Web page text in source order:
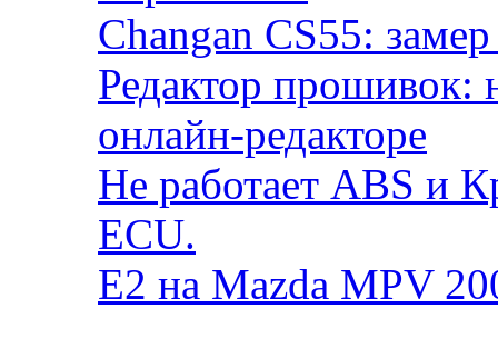
Changan CS55:
Редактор прошивок:
онлайн-редакторе
Не работает ABS и
ECU.
E2 на Mazda MPV